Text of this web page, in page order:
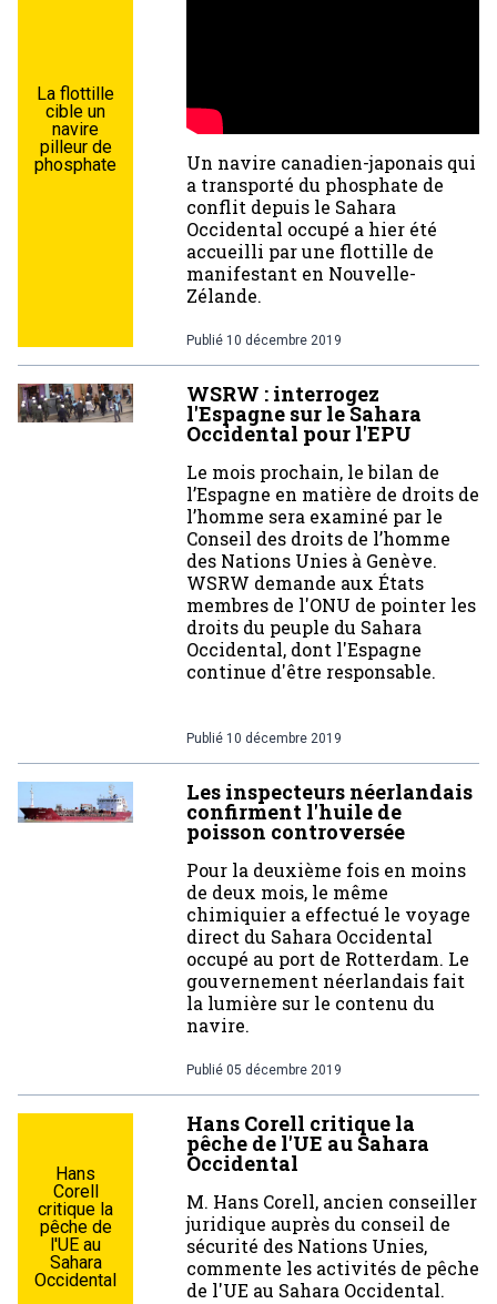
La flottille
cible un
navire
pilleur de
phosphate
Un navire canadien-japonais qui
a transporté du phosphate de
conflit depuis le Sahara
Occidental occupé a hier été
accueilli par une flottille de
manifestant en Nouvelle-
Zélande.
Publié 10 décembre 2019
WSRW : interrogez
l'Espagne sur le Sahara
Occidental pour l'EPU
Le mois prochain, le bilan de
l’Espagne en matière de droits de
l’homme sera examiné par le
Conseil des droits de l’homme
des Nations Unies à Genève.
WSRW demande aux États
membres de l'ONU de pointer les
droits du peuple du Sahara
Occidental, dont l'Espagne
continue d'être responsable.
Publié 10 décembre 2019
Les inspecteurs néerlandais
confirment l'huile de
poisson controversée
Pour la deuxième fois en moins
de deux mois, le même
chimiquier a effectué le voyage
direct du Sahara Occidental
occupé au port de Rotterdam. Le
gouvernement néerlandais fait
la lumière sur le contenu du
navire.
Publié 05 décembre 2019
Hans
Corell
critique la
pêche de
l'UE au
Sahara
Occidental
Hans Corell critique la
pêche de l'UE au Sahara
Occidental
M. Hans Corell, ancien conseiller
juridique auprès du conseil de
sécurité des Nations Unies,
commente les activités de pêche
de l'UE au Sahara Occidental.